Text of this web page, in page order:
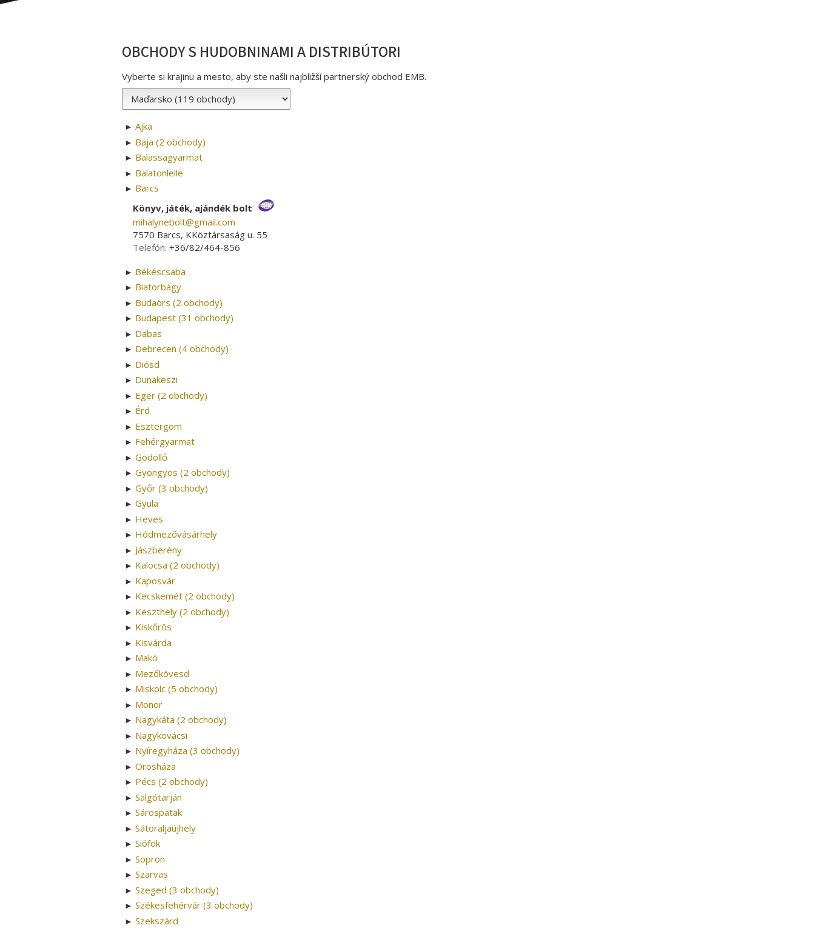
OBCHODY S HUDOBNINAMI A DISTRIBÚTORI
Vyberte si krajinu a mesto, aby ste našli najbližší partnerský obchod EMB.
► Ajka
► Baja (2 obchody)
► Balassagyarmat
► Balatonlelle
► Barcs
Könyv, játék, ajándék bolt
mihalynebolt­@­gmail.com
7570 Barcs, KKöztársaság u. 55
Telefón: +36/82/464-856
► Békéscsaba
► Biatorbágy
► Budaörs (2 obchody)
► Budapest (31 obchody)
► Dabas
► Debrecen (4 obchody)
► Diósd
► Dunakeszi
► Eger (2 obchody)
► Érd
► Esztergom
► Fehérgyarmat
► Gödöllő
► Gyöngyös (2 obchody)
► Győr (3 obchody)
► Gyula
► Heves
► Hódmezővásárhely
► Jászberény
► Kalocsa (2 obchody)
► Kaposvár
► Kecskemét (2 obchody)
► Keszthely (2 obchody)
► Kiskőrös
► Kisvárda
► Makó
► Mezőkövesd
► Miskolc (5 obchody)
► Monor
► Nagykáta (2 obchody)
► Nagykovácsi
► Nyíregyháza (3 obchody)
► Orosháza
► Pécs (2 obchody)
► Salgótarján
► Sárospatak
► Sátoraljaújhely
► Siófok
► Sopron
► Szarvas
► Szeged (3 obchody)
► Székesfehérvár (3 obchody)
► Szekszárd